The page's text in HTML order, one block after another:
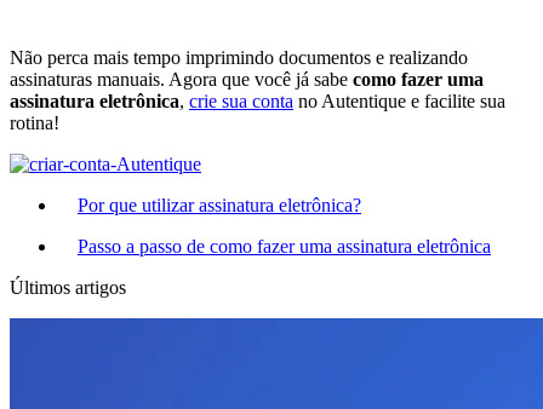
Não perca mais tempo imprimindo documentos e realizando
assinaturas manuais. Agora que você já sabe como fazer uma
assinatura eletrônica, crie sua conta no Autentique e facilite sua
rotina!
Por que utilizar assinatura eletrônica?
Passo a passo de como fazer uma assinatura eletrônica
Últimos artigos